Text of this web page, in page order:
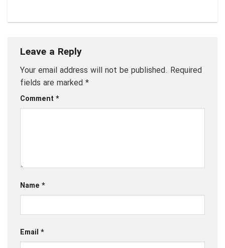
Leave a Reply
Your email address will not be published. Required
fields are marked *
Comment *
Name *
Email *